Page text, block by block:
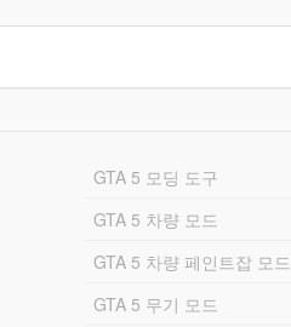
GTA 5 모딩 도구
GTA 5 차량 모드
GTA 5 차량 페인트잡 모드
GTA 5 무기 모드